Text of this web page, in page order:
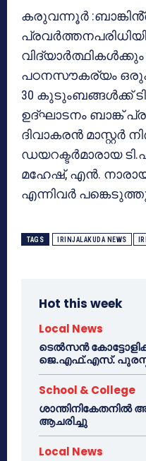
കരുവന്നൂർ
പഠനസൗകര്യം
30 കുടുംബങ്ങൾക്ക്
ഉദ്ഘാടനം ബാങ്ക്
ദിവാകരൻ മാസ്റ്റർ
ഡയറക്ടർമാരായ
മഹേഷ്, എൻ.
എന്നിവർ
TAGS IRINJALAKUDA NEWS
Hot this week
Local News
ടെൽസൻ
ജെ.എഫ്.എസ്.
School & College
ശാന്തിനികേതനിൽ
ആചരിച്ചു
Local News